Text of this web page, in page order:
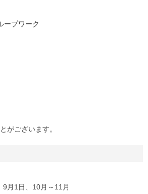
ープワーク
がございます。
月1日、10月～11月